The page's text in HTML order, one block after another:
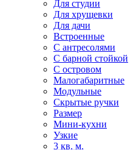
Для студии
Для хрущевки
Для дачи
Встроенные
С антресолями
С барной стойкой
С островом
Малогабаритные
Модульные
Скрытые ручки
Размер
Мини-кухни
Узкие
3 кв. м.